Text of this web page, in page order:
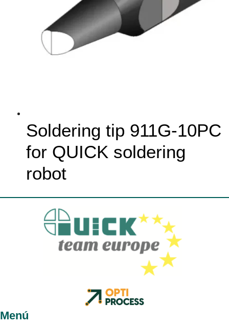
Soldering tip 911G-10PC
for QUICK soldering
robot
Menú